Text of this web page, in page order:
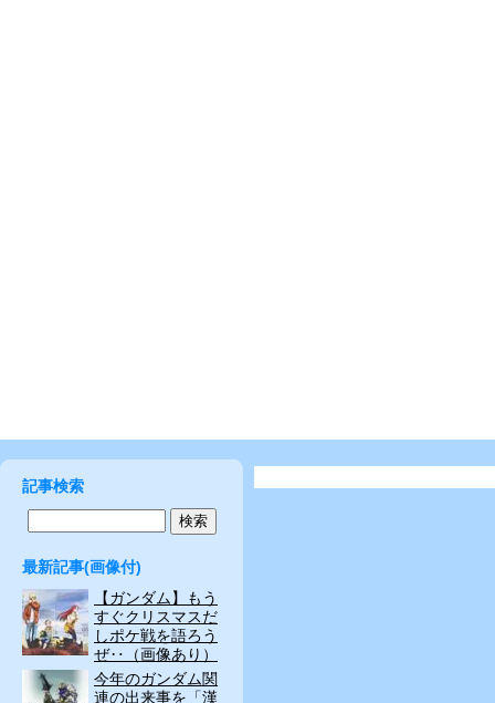
記事検索
最新記事(画像付)
【ガンダム】もう
すぐクリスマスだ
しポケ戦を語ろう
ぜ‥（画像あり）
今年のガンダム関
連の出来事を「漢